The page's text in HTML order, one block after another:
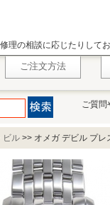
理の相談に応じたりして
ご注文方法
ご質問
ビル >> オメガ デビル プ